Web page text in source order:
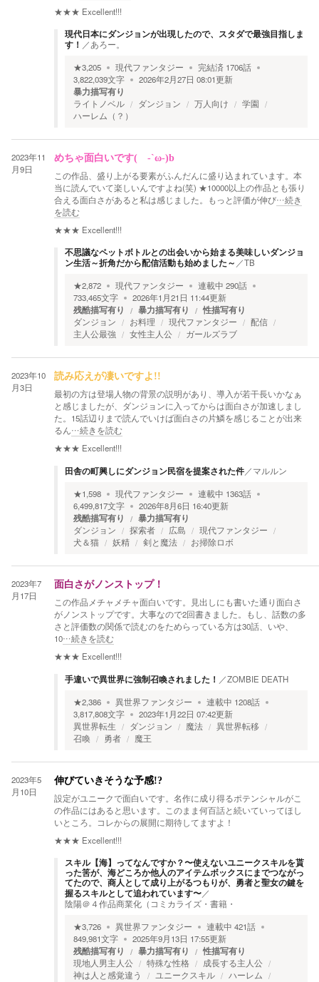
★★★ Excellent!!!
現代日本にダンジョンが出現したので、スタダで最強目指しま
す！ ／あろー。
★3,205 現代ファンタジー 完結済 1706話
3,822,039文字 2026年2月27日 08:01更新
暴力描写有り
ライトノベル ダンジョン 万人向け
学園
ハーレム（？）
2023年11
月9日
めちゃ面白いです( -`ω-)b
この作品、盛り上がる要素がふんだんに盛り込まれています。本
当に読んでいて楽しいんですよね(笑) ★10000以上の作品とも張り
合える面白さがあると私は感じました。もっと評価が伸び…続き
を読む
★★★ Excellent!!!
不思議なペットボトルとの出会いから始まる美味しいダンジョ
ン生活～折角だから配信活動も始めました～ ／TB
★2,872 現代ファンタジー 連載中 290話
733,465文字 2026年1月21日 11:44更新
残酷描写有り 暴力描写有り 性描写有り
ダンジョン お料理 現代ファンタジー
配信
主人公最強
女性主人公 ガールズラブ
2023年10
月3日
読み応えが凄いですよ!!
最初の方は登場人物の背景の説明があり、導入が若干長いかなぁ
と感じましたが、ダンジョンに入ってからは面白さが加速しまし
た。15話辺りまで読んでいけば面白さの片鱗を感じることが出来
るん…続きを読む
★★★ Excellent!!!
田舎の町興しにダンジョン民宿を提案された件／マルルン
★1,598 現代ファンタジー 連載中 1363話
6,499,817文字 2026年8月6日 16:40更新
残酷描写有り 暴力描写有り
ダンジョン 探索者 広島
現代ファンタジー
犬＆猫
妖精 剣と魔法 お掃除ロボ
2023年7
月17日
面白さがノンストップ！
この作品メチャメチャ面白いです。見出しにも書いた通り面白さ
がノンストップです。大事なので2回書きました。もし、話数の多
さと評価数の関係で読むのをためらっている方は30話、いや、
10…続きを読む
★★★ Excellent!!!
手違いで異世界に強制召喚されました！ ／ZOMBIE DEATH
★2,386 異世界ファンタジー 連載中 1208話
3,817,808文字 2023年1月22日 07:42更新
異世界転生
ダンジョン 魔法
異世界転移
召喚
勇者 魔王
2023年5
月10日
伸びていきそうな予感!?
設定がユニークで面白いです。名作に成り得るポテンシャルがこ
の作品にはあると思います。このまま何百話と続いていってほし
いところ。コレからの展開に期待してますよ！
★★★ Excellent!!!
スキル【海】ってなんですか？〜使えないユニークスキルを貰
った筈が、海どころか他人のアイテムボックスにまでつながっ
てたので、商人として成り上がるつもりが、勇者と聖女の鍵を
握るスキルとして追われています〜／
陰陽＠４作品商業化（コミカライズ・書籍・
★3,726 異世界ファンタジー 連載中 421話
849,981文字 2025年9月13日 17:55更新
残酷描写有り 暴力描写有り 性描写有り
現地人男主人公 特殊な性格
成長する主人公
神は人と感覚違う
ユニークスキル
ハーレム